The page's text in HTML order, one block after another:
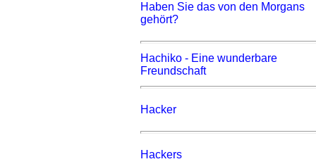
Haben Sie das von den Morgans
gehört?
Hachiko - Eine wunderbare
Freundschaft
Hacker
Hackers